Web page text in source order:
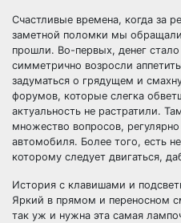
Счастливые времена, когда за
заметной поломки мы
прошли. Во-первых, денег
симметрично возросли
задуматься о грядущем и
форумов, которые слегка
актуальность не растратили.
множество вопросов,
автомобиля. Более того, есть
которому следует двигаться,
История с клавишами и
Яркий в прямом и переносном
так уж и нужна эта самая